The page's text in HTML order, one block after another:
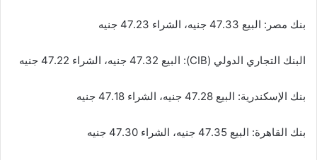
بنك مصر: البيع 47.33 جنيه، الشراء 47.23 جنيه
البنك التجاري الدولي (CIB): البيع 47.32 جنيه، الشراء 47.22 جنيه
بنك الإسكندرية: البيع 47.28 جنيه، الشراء 47.18 جنيه
بنك القاهرة: البيع 47.35 جنيه، الشراء 47.30 جنيه